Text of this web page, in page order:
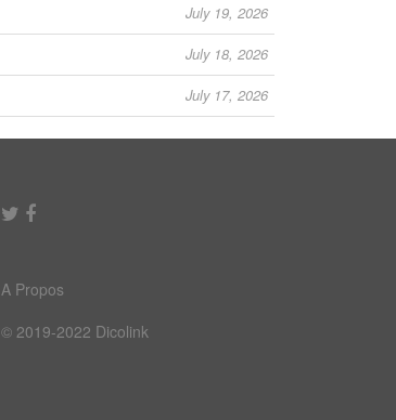
July 19, 2026
July 18, 2026
July 17, 2026
A Propos
© 2019-2022 Dicolink